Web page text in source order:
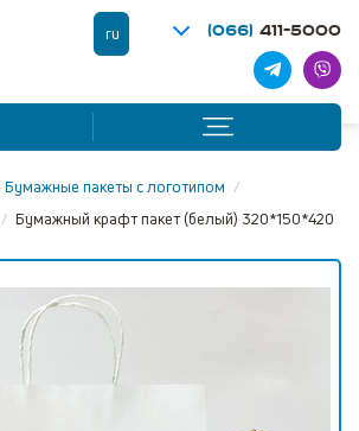
ru (066) 411-5000
Бумажные пакеты с логотипом /
/ Бумажный крафт пакет (белый) 320*150*420